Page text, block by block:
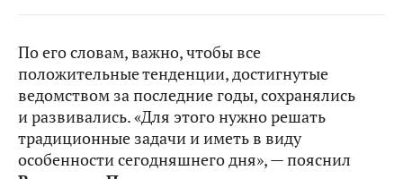
По его словам, важно, чтобы все
положительные тенденции, достигнутые
ведомством за последние годы, сохранялись
и развивались. «Для этого нужно решать
традиционные задачи и иметь в виду
особенности сегодняшнего дня», — пояснил